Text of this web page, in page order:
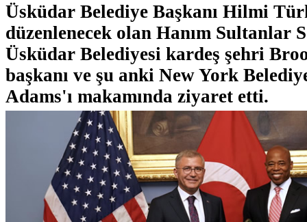
Üsküdar Belediye Başkanı Hilmi
düzenlenecek olan Hanım Sultanlar
Üsküdar Belediyesi kardeş şehri
başkanı ve şu anki New York
Adams'ı makamında ziyaret etti.